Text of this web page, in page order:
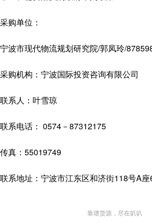
采购单位：
宁波市现代物流规划研究院/郭凤玲/
采购机构：宁波国际投资咨询有限公司
联系人：叶雪琼
联系电话： 0574－87312175
传真：55019749
联系地址：宁波市江东区和济街118号A
靠谱货源，尽在叭叭